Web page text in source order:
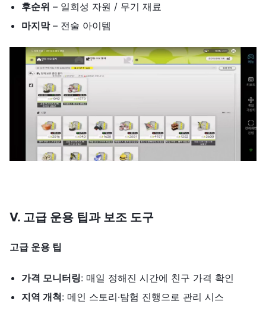
후순위 – 일회성 자원 / 무기 재료
마지막– 전술 아이템
V. 고급 운용 팁과 보조 도구
고급 운용 팁
가격 모니터링: 매일 정해진 시간에 친구 가격 확인
지역 개척: 메인 스토리·탐험 진행으로 관리 시스